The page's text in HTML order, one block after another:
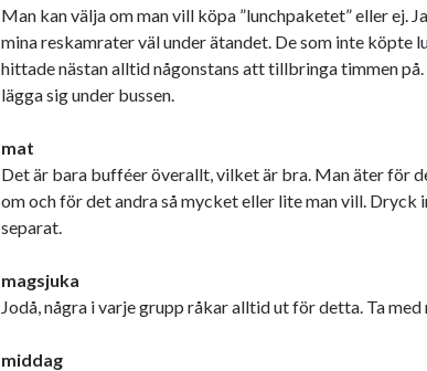
Man kan välja om man vill köpa ”lunchpaketet” eller ej.
mina reskamrater väl under ätandet. De som inte köpte
hittade nästan alltid någonstans att tillbringa timmen
lägga sig under bussen.
mat
Det är bara bufféer överallt, vilket är bra. Man äter för
om och för det andra så mycket eller lite man vill. Dryck
separat.
magsjuka
Jodå, några i varje grupp råkar alltid ut för detta. Ta
middag